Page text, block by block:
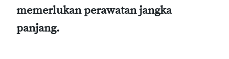
memerlukan perawatan jangka
panjang.